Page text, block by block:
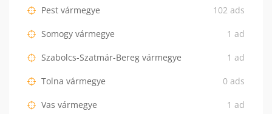
Pest vármegye 102 ads
Somogy vármegye 1 ad
Szabolcs-Szatmár-Bereg vármegye 1 ad
Tolna vármegye 0 ads
Vas vármegye 1 ad